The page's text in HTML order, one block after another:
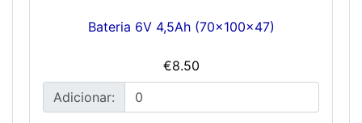
Bateria 6V 4,5Ah (70x100x47)
€8.50
Adicionar: